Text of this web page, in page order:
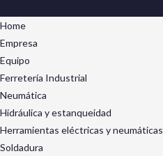
Home
Empresa
Equipo
Ferretería Industrial
Neumática
Hidráulica y estanqueidad
Herramientas eléctricas y neumáticas
Soldadura